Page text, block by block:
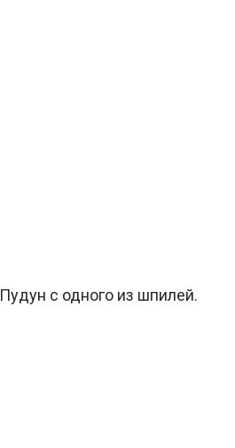
с одного из шпилей.